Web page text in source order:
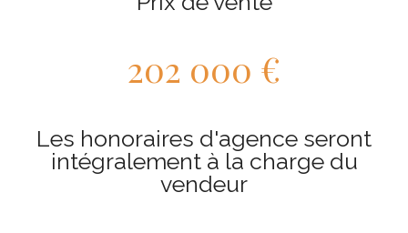
202 000 €
Les honoraires d'agence seront
intégralement à la charge du
vendeur